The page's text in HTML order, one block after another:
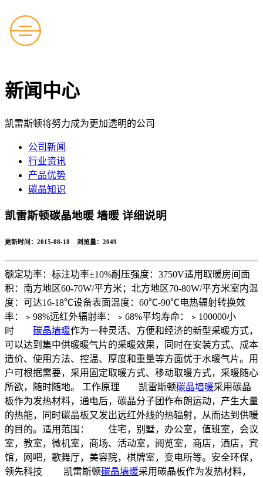
新闻中心
凯雷斯顿将努力成为更加透明的公司
公司新闻
行业资讯
产品优势
碳晶知识
凯雷斯顿碳晶地暖 墙暖 详细说明
更新时间：2015-08-18 浏览量： 2049
额定功率：标注功率±10%耐压强度：3750V适用取暖房间面
积：南方地区60-70W/平方米；北方地区70-80W/平方米室内温
度：可达16-18℃设备表面温度：60℃-90℃电热辐射转换效
率：﹥98%远红外辐射率：﹥68%平均寿命：﹥100000小
时 碳晶墙暖作为一种灵活、方便和经济的新型采暖方式，
可以达到集中供暖暖气片的采暖效果，同时在安装方式、成本
造价、使用方法、控温、厚度和重量等方面优于水暖气片。用
户可根据需要，采用固定取暖方式、移动取暖方式，采暖随心
所欲，随时随地。 工作原理 凯雷斯顿碳晶墙暖采用碳晶
板作为发热材料，通电后，碳晶分子团作布朗运动，产生大量
的热能，同时碳晶板又发出远红外线的热辐射，从而达到供暖
的目的。适用范围： 住宅，别墅，办公室，值班室，会议
室，教室，微机室，商场、活动室，阅览室，商店，酒店，宾
馆，网吧，歌舞厅，美容院，棋牌室，变电所等。安全环保，
领先科技 凯雷斯顿碳晶墙暖采用碳晶板作为发热材料，